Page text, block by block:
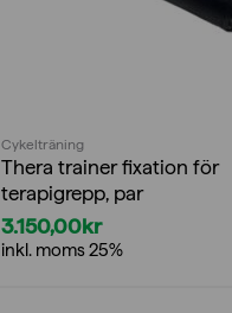
Cykelträning
Thera trainer fixation för
terapigrepp, par
3.150,00kr
inkl. moms 25%